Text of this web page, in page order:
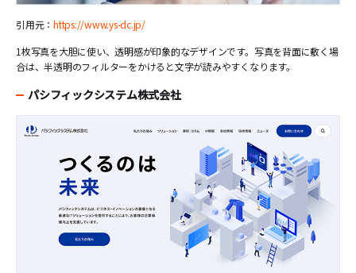
引用元：https://www.ys-dc.jp/
1枚写真を大胆に使い、透明感が印象的なデザインです。写真を背面に敷く場
合は、半透明のフィルターをかけると文字が読みやすくなります。
パシフィックシステム株式会社